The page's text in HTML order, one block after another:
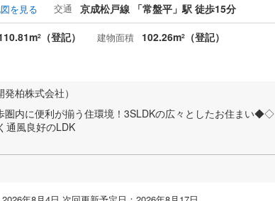
を見る 交通 京成松戸線 「常盤平」駅 徒歩15分
2 （登記） 建物面積 102.26m2 （登記）
柏株式会社）
内に便利が揃う住環境！3SLDKの広々としたお住まい◆◇
通風良好のLDK